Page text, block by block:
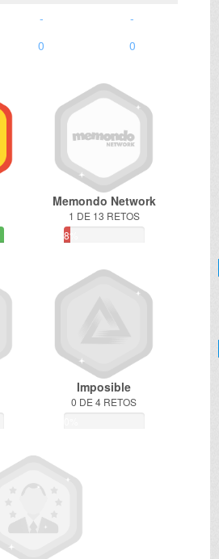
-
-
0 0
Memondo Network
1 DE 13 RETOS
8%
Imposible
0 DE 4 RETOS